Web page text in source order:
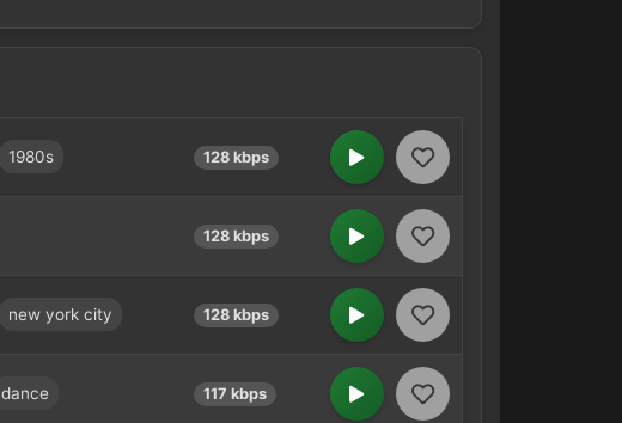
1980s 128 kbps
128 kbps
new york city 128 kbps
dance 117 kbps